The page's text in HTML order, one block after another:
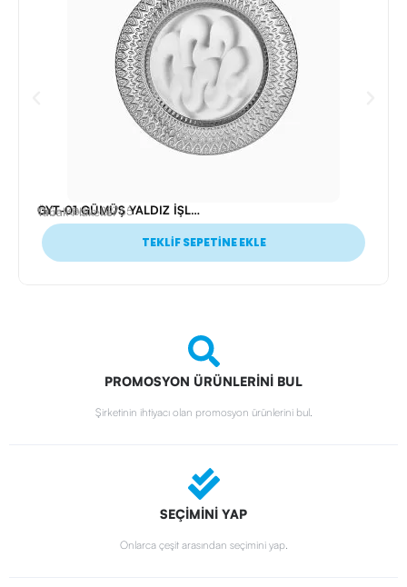
GYT-01 GÜMÜŞ YALDIZ İŞLEMELİ PLAKET TABAK
Ürün Kodu: 22765
Tabak Plaketler
TEKLİF SEPETİNE EKLE
PROMOSYON ÜRÜNLERİNİ BUL
Şirketinin ihtiyacı olan promosyon ürünlerini bul.
SEÇİMİNİ YAP
Onlarca çeşit arasından seçimini yap.